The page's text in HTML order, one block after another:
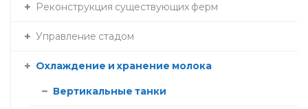
Реконструкция существующих ферм
Управление стадом
Охлаждение и хранение молока
Вертикальные танки